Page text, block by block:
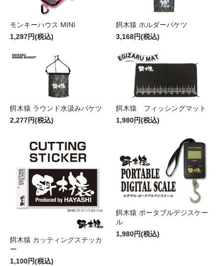
モンキーハウス MINI
1,287円(税込)
餌木猿 ホルダーバケツ
3,168円(税込)
餌木猿 ラウンド水汲みバケツ
2,277円(税込)
餌木猿 フィッシングマット
1,980円(税込)
餌木猿 カッティングステッカ
ー
1,100円(税込)
餌木猿 ポータブルデジスケー
ル
1,980円(税込)